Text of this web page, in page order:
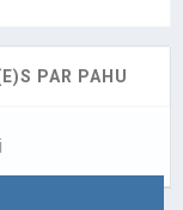
PAR PAHU